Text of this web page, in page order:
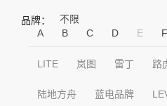
品牌：
不限
A
B C D E F
LITE 岚图 雷丁 路
陆地方舟 蓝电品牌